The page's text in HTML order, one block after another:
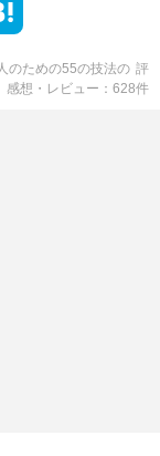
のための55の技法の 評
感想・レビュー 628件